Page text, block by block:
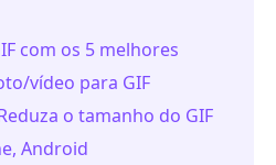
com os 5 melhores
vídeo para GIF
o tamanho do GIF
Android